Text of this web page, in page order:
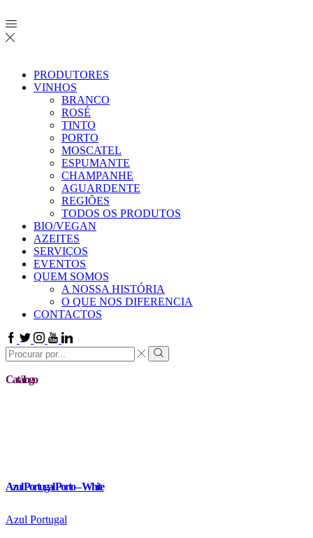
PRODUTORES
VINHOS
BRANCO
ROSÉ
TINTO
PORTO
MOSCATEL
ESPUMANTE
CHAMPANHE
AGUARDENTE
REGIÕES
TODOS OS PRODUTOS
BIO/VEGAN
AZEITES
SERVIÇOS
EVENTOS
QUEM SOMOS
A NOSSA HISTÓRIA
O QUE NOS DIFERENCIA
CONTACTOS
Facebook
TwitterInstagram
Youtube
Linkedin
Search
input
Search
Catálogo
Azul Portugal Porto – White
Azul Portugal